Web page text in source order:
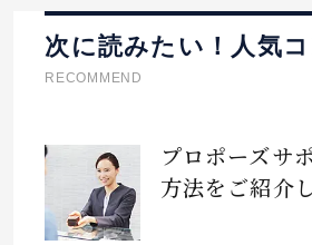
次に読みたい！人気
RECOMMEND
プロポーズサ
方法をご紹介